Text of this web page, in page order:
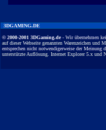
3DGAMING.DE
© 2000-2001 3DGaming.de- Wir übernehmen
auf dieser Webseite genannten Warenzeichen
entsprechen nicht notwendigerweise der
unterstützte Auflösung. Internet Explorer 5.x und